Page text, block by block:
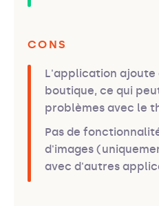
CONS
L'application ajoute
boutique, ce qui
problèmes avec le
Pas de
d'images
avec d'autres